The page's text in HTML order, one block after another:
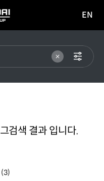
이동
EN
검색 결과 입니다.
(3)